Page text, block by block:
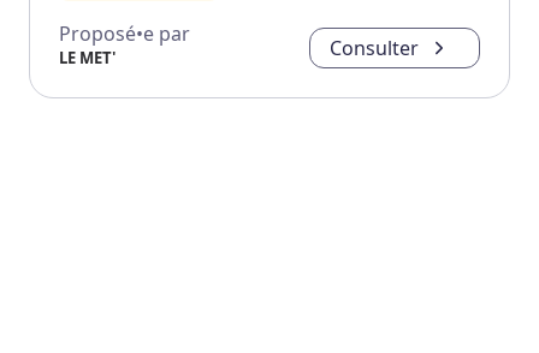
Proposé•e par
LE MET' Consulter